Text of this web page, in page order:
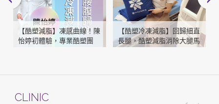
【酷塑減脂】凍感曲線！陳
怡婷初體驗，專業酷塑團
【酷塑冷凍減脂】回歸細直
長腿，酷塑減脂消除大腿馬
CLINIC